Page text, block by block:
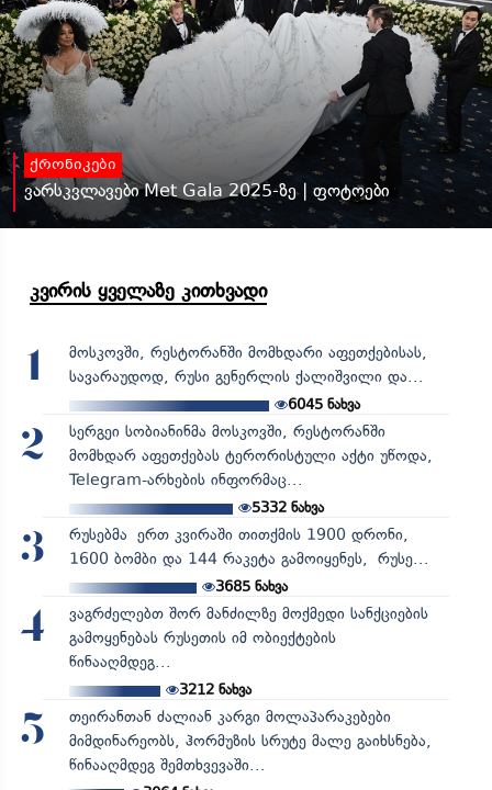
ქრონიკები
ვარსკვლავები Met Gala 2025-ზე | ფოტოები
კვირის ყველაზე კითხვადი
1
მოსკოვში, რესტორანში მომხდარი აფეთქებისას,
სავარაუდოდ, რუსი გენერლის ქალიშვილი და...
6045 ნახვა
2
სერგეი სობიანინმა მოსკოვში, რესტორანში
მომხდარ აფეთქებას ტერორისტული აქტი უწოდა,
Telegram-არხების ინფორმაც...
5332ნახვა
3
რუსებმა ერთ კვირაში თითქმის 1900 დრონი,
1600 ბომბი და 144 რაკეტა გამოიყენეს, რუსე...
3685ნახვა
4
ვაგრძელებთ შორ მანძილზე მოქმედი სანქციების
გამოყენებას რუსეთის იმ ობიექტების
წინააღმდეგ...
3212ნახვა
5
თეირანთან ძალიან კარგი მოლაპარაკებები
მიმდინარეობს, ჰორმუზის სრუტე მალე გაიხსნება,
წინააღმდეგ შემთხვევაში...